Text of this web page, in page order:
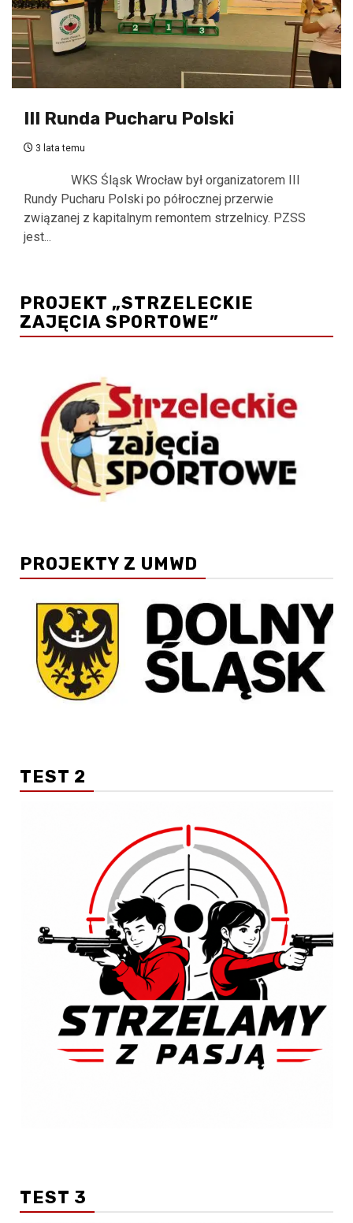
III Runda Pucharu Polski
3 lata temu
WKS Śląsk Wrocław był organizatorem III
Rundy Pucharu Polski po półrocznej przerwie
związanej z kapitalnym remontem strzelnicy. PZSS
jest...
PROJEKT „STRZELECKIE
ZAJĘCIA SPORTOWE”
PROJEKTY Z UMWD
TEST 2
TEST 3